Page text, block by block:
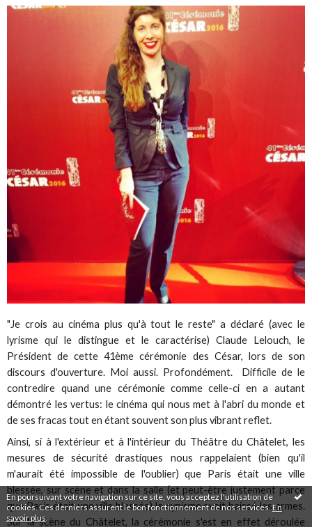
En poursuivant votre navigation sur ce site, vous acceptez l'utilisation de
cookies. Ces derniers assurent le bon fonctionnement de nos services.En
savoir plus
"Je crois au cinéma plus qu'à tout le reste" a déclaré (avec le
lyrisme qui le distingue et le caractérise) Claude Lelouch, le
Président de cette 41ème cérémonie des César, lors de son
discours d'ouverture. Moi aussi. Profondément. Difficile de le
contredire quand une cérémonie comme celle-ci en a autant
démontré les vertus: le cinéma qui nous met à l'abri du monde et
de ses fracas tout en étant souvent son plus vibrant reflet.
Ainsi, si à l'extérieur et à l'intérieur du Théâtre du Châtelet, les
mesures de sécurité drastiques nous rappelaient (bien qu'il
m'aurait été impossible de l'oublier) que Paris était une ville
blessée, sur scène et dans la salle (et peut-être justement parce
que Paris était une ville blessée) le cynisme avait baissé les armes.
Sur la scène du Châtelet, la cérémonie s'est en effet déroulée